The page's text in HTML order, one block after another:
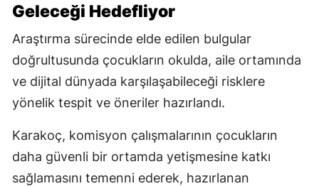
Geleceği Hedefliyor
Araştırma sürecinde elde edilen bulgular
doğrultusunda çocukların okulda, aile ortamında
ve dijital dünyada karşılaşabileceği risklere
yönelik tespit ve öneriler hazırlandı.
Karakoç, komisyon çalışmalarının çocukların
daha güvenli bir ortamda yetişmesine katkı
sağlamasını temenni ederek, hazırlanan